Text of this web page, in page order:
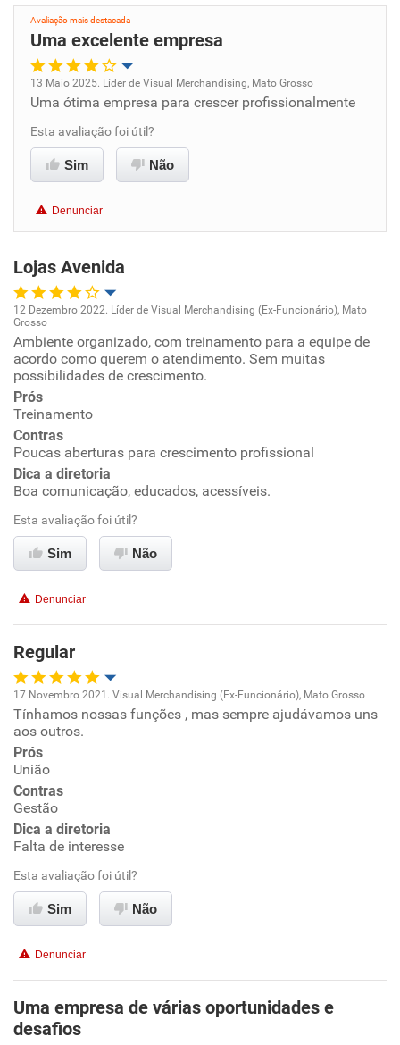
Avaliação mais destacada
Uma excelente empresa
Oportunidade de promoção
Ambiente de trabalho
Benefícios
Recomenda esta empresa
Recomenda a diretoria
13 Maio 2025. Líder de Visual Merchandising, Mato Grosso
Uma ótima empresa para crescer profissionalmente
Esta avaliação foi útil?
Sim Não
Denunciar
Lojas Avenida
Oportunidade de promoção
Ambiente de trabalho
Conciliação com a vida familiar
Recomenda a diretoria
12 Dezembro 2022. Líder de Visual Merchandising (Ex-Funcionário), Mato
Grosso
Ambiente organizado, com treinamento para a equipe de
acordo como querem o atendimento. Sem muitas
possibilidades de crescimento.
Prós
Treinamento
Contras
Poucas aberturas para crescimento profissional
Dica a diretoria
Boa comunicação, educados, acessíveis.
Esta avaliação foi útil?
Sim Não
Denunciar
Regular
Oportunidade de promoção
Ambiente de trabalho
Conciliação com a vida familiar
Benefícios
Não recomenda esta empresa
Não recomenda a diretoria
17 Novembro 2021. Visual Merchandising (Ex-Funcionário), Mato Grosso
Tínhamos nossas funções , mas sempre ajudávamos uns
aos outros.
Prós
União
Contras
Gestão
Dica a diretoria
Falta de interesse
Esta avaliação foi útil?
Sim Não
Denunciar
Uma empresa de várias oportunidades e
desafios